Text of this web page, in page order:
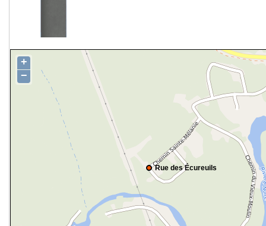
Rue des Écureuils
+
−